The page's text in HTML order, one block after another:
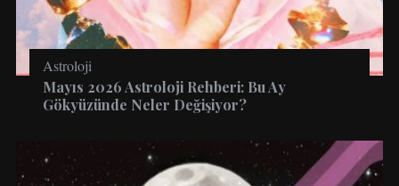
Astroloji
Mayıs 2026 Astroloji Rehberi: Bu Ay
Gökyüzünde Neler Değişiyor?